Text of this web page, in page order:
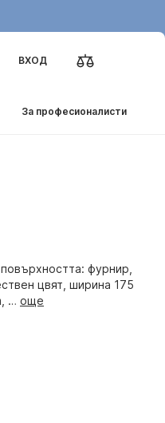
ВХОД
За професионалисти
фурнир,
цвят, ширина 175
, … още